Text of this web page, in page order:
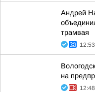
Андрей
трамвая
12:53
на
12:48